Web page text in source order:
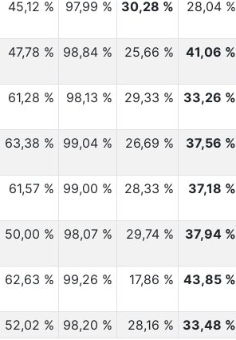
45,12 % 97,99 % 30,28 % 28,04 %
47,78 % 98,84 % 25,66 % 41,06 %
61,28 % 98,13 % 29,33 % 33,26 %
63,38 % 99,04 % 26,69 % 37,56 %
61,57 % 99,00 % 28,33 % 37,18 %
50,00 % 98,07 % 29,74 % 37,94 %
62,63 % 99,26 % 17,86 % 43,85 %
52,02 % 98,20 % 28,16 % 33,48 %